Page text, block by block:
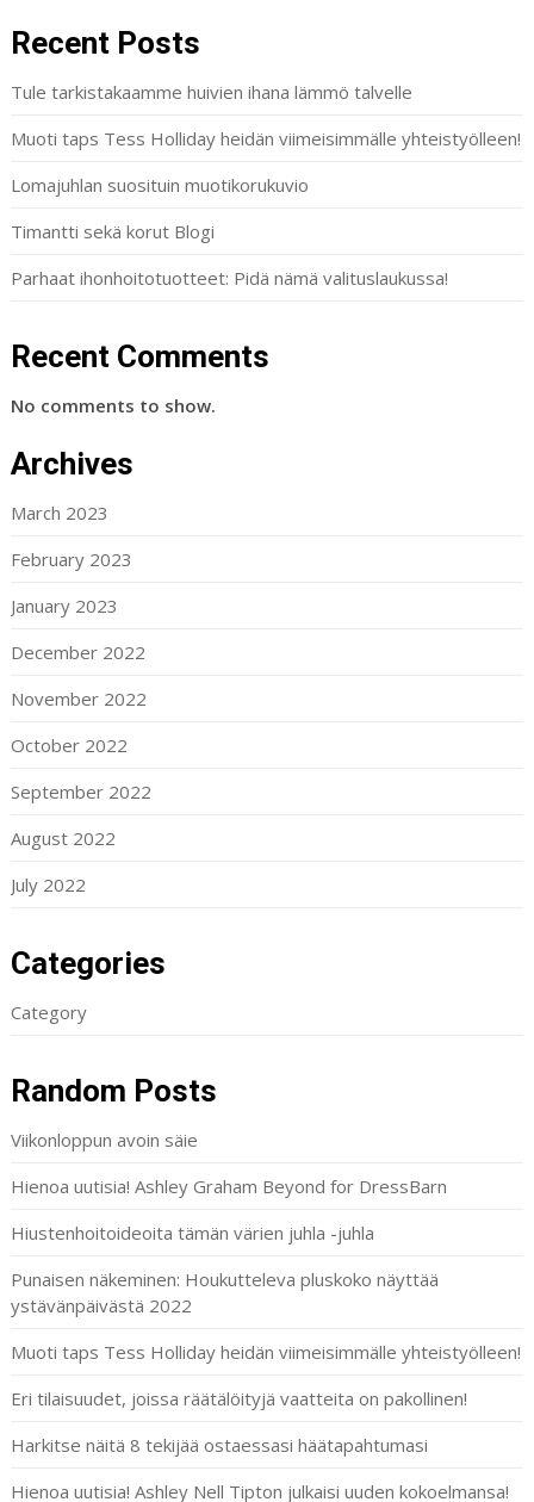
Recent Posts
Tule tarkistakaamme huivien ihana lämmö talvelle
Muoti taps Tess Holliday heidän viimeisimmälle yhteistyölleen!
Lomajuhlan suosituin muotikorukuvio
Timantti sekä korut Blogi
Parhaat ihonhoitotuotteet: Pidä nämä valituslaukussa!
Recent Comments
No comments to show.
Archives
March 2023
February 2023
January 2023
December 2022
November 2022
October 2022
September 2022
August 2022
July 2022
Categories
Category
Random Posts
Viikonloppun avoin säie
Hienoa uutisia! Ashley Graham Beyond for DressBarn
Hiustenhoitoideoita tämän värien juhla -juhla
Punaisen näkeminen: Houkutteleva pluskoko näyttää
ystävänpäivästä 2022
Muoti taps Tess Holliday heidän viimeisimmälle yhteistyölleen!
Eri tilaisuudet, joissa räätälöityjä vaatteita on pakollinen!
Harkitse näitä 8 tekijää ostaessasi häätapahtumasi
Hienoa uutisia! Ashley Nell Tipton julkaisi uuden kokoelmansa!